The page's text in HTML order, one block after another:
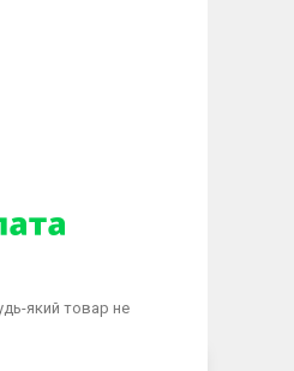
який товар не